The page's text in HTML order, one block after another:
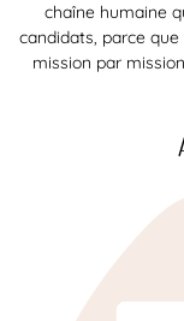
chaîne humaine
candidats, parce
mission par